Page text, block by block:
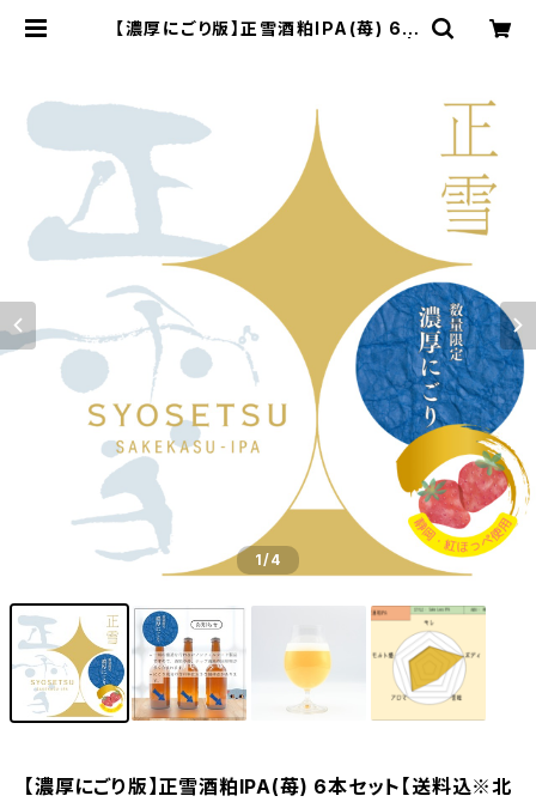
【濃厚にごり版】正雪酒粕IPA(苺) 6本
1/4
【濃厚にごり版】正雪酒粕IPA(苺) 6本セット【送料込※北